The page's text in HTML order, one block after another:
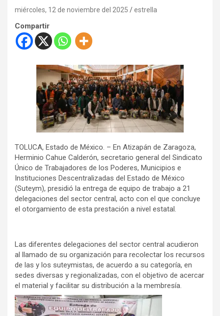
miércoles, 12 de noviembre del 2025 estrella
Compartir
TOLUCA, Estado de México. – En Atizapán de Zaragoza,
Herminio Cahue Calderón, secretario general del Sindicato
Único de Trabajadores de los Poderes, Municipios e
Instituciones Descentralizadas del Estado de México
(Suteym), presidió la entrega de equipo de trabajo a 21
delegaciones del sector central, acto con el que concluye
el otorgamiento de esta prestación a nivel estatal.
Las diferentes delegaciones del sector central acudieron
al llamado de su organización para recolectar los recursos
de las y los suteymistas, de acuerdo a su categoría, en
sedes diversas y regionalizadas, con el objetivo de acercar
el material y facilitar su distribución a la membresía.